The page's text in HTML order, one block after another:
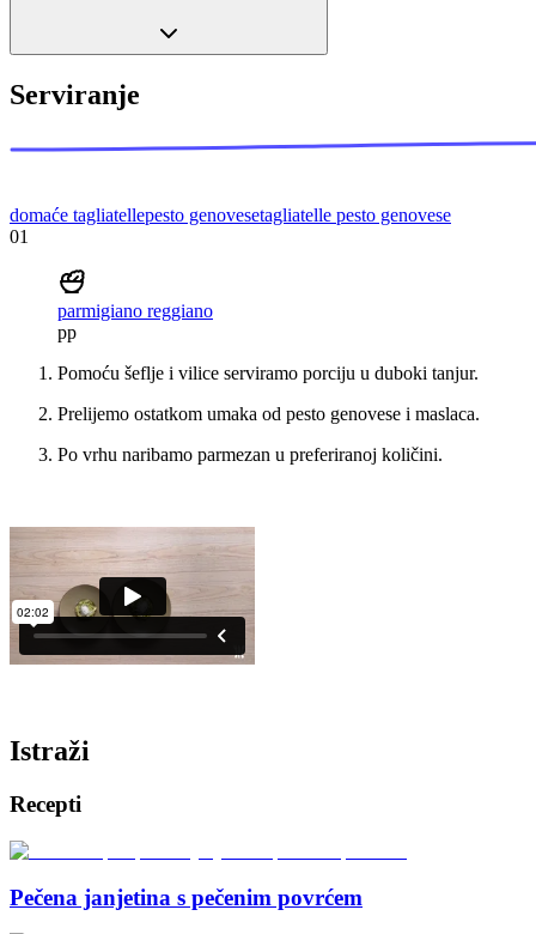
Serviranje
domaće tagliatellepesto genovesetagliatelle pesto genovese
01
parmigiano reggiano
pp
Pomoću šeflje i vilice serviramo porciju u duboki tanjur.
Prelijemo ostatkom umaka od pesto genovese i maslaca.
Po vrhu naribamo parmezan u preferiranoj količini.
Istraži
Recepti
Pečena janjetina s pečenim povrćem